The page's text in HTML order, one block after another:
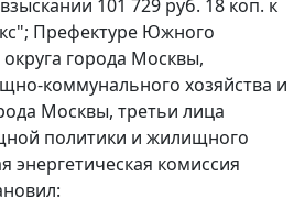
101 729 руб. 18 коп. к
Префектуре Южного
города Москвы,
коммунального хозяйства и
Москвы, третьи лица
политики и жилищного
энергетическая комиссия